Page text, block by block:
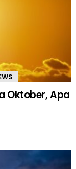
Oktober, Apa